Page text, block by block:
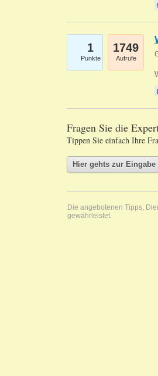
1
Punkte
1749
Aufrufe
Fragen Sie die
Tippen Sie einfach Ihre
Die angebotenen Tipps,
gewährleistet.